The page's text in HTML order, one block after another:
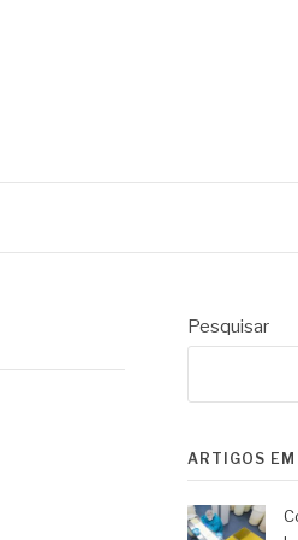
Pesquisar
ARTIGOS EM